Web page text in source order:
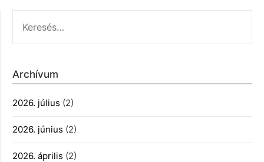
Archívum
2026. július (2)
2026. június (2)
2026. április (2)